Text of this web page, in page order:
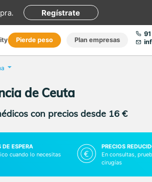
. Regístrate
Pierde peso Plan empresas
de Ceuta
con precios desde 16 €
DE ESPERA
cuando lo necesitas
PRECIOS
En consultas,
cirugías